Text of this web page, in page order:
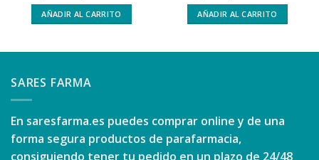
AÑADIR AL CARRITO
AÑADIR AL CARRITO
SARES FARMA
En saresfarma.es puedes comprar online y de una
forma segura productos de parafarmacia,
consiguiendo tener tu pedido en un plazo de 24/48